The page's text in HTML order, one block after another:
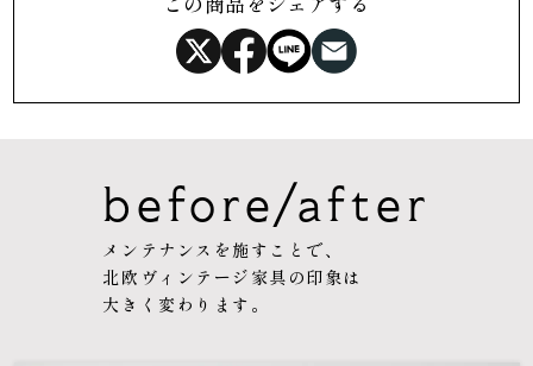
before/after
メンテナンスを施すことで、
北欧ヴィンテージ家具の印象は
大きく変わります。